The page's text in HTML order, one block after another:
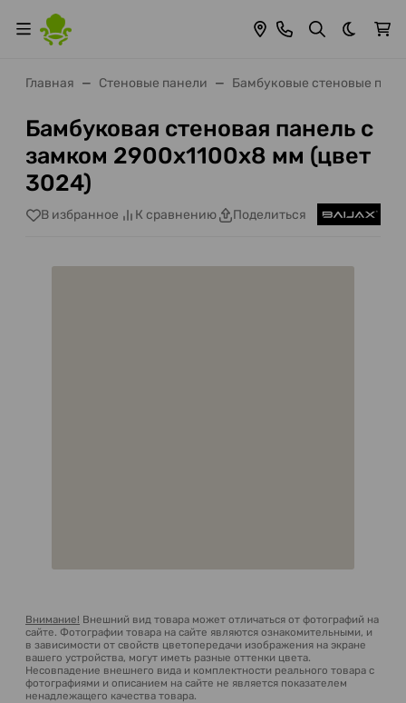
Темная
Главная Стеновые панели Бамбуковые стеновые
Бамбуковая стеновая панель с
замком 2900х1100х8 мм (цвет
3024)
В избранное К сравнению Поделиться
Внимание! Внешний вид товара может отличаться от фотографий на
сайте. Фотографии товара на сайте являются ознакомительными, и
в зависимости от свойств цветопередачи изображения на экране
вашего устройства, могут иметь разные оттенки цвета.
Несовпадение внешнего вида и комплектности реального товара с
фотографиями и описанием на сайте не является показателем
ненадлежащего качества товара.